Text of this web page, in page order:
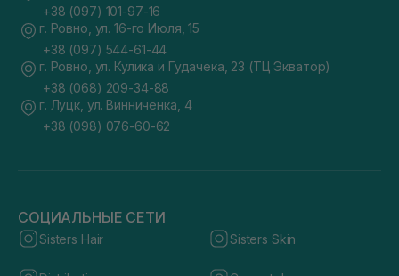
+38 (097) 101-97-16
г. Ровно, ул. 16-го Июля, 15
+38 (097) 544-61-44
г. Ровно, ул. Кулика и Гудачека, 23 (ТЦ Экватор)
+38 (068) 209-34-88
г. Луцк, ул. Винниченка, 4
+38 (098) 076-60-62
СОЦИАЛЬНЫЕ СЕТИ
Sisters Hair Sisters Skin